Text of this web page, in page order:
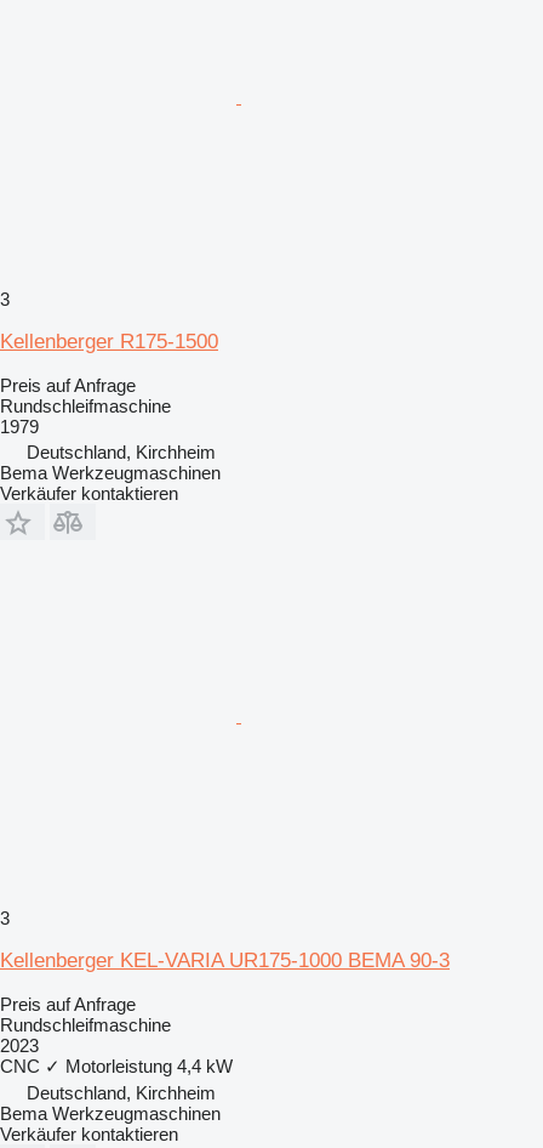
3
Kellenberger R175-1500
Preis auf Anfrage
Rundschleifmaschine
1979
Deutschland, Kirchheim
Bema Werkzeugmaschinen
Verkäufer kontaktieren
3
Kellenberger KEL-VARIA UR175-1000 BEMA 90-3
Preis auf Anfrage
Rundschleifmaschine
2023
CNC ✓ Motorleistung 4,4 kW
Deutschland, Kirchheim
Bema Werkzeugmaschinen
Verkäufer kontaktieren